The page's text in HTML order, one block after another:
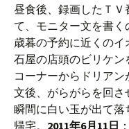
昼食後、録画したＴ
て、モニター文を書
歳暮の予約に近くのイ
石屋の店頭のビリケ
コーナーからドリア
文後、がらがらを回
瞬間に白い玉が出て
帰宅。 2011年6月11日